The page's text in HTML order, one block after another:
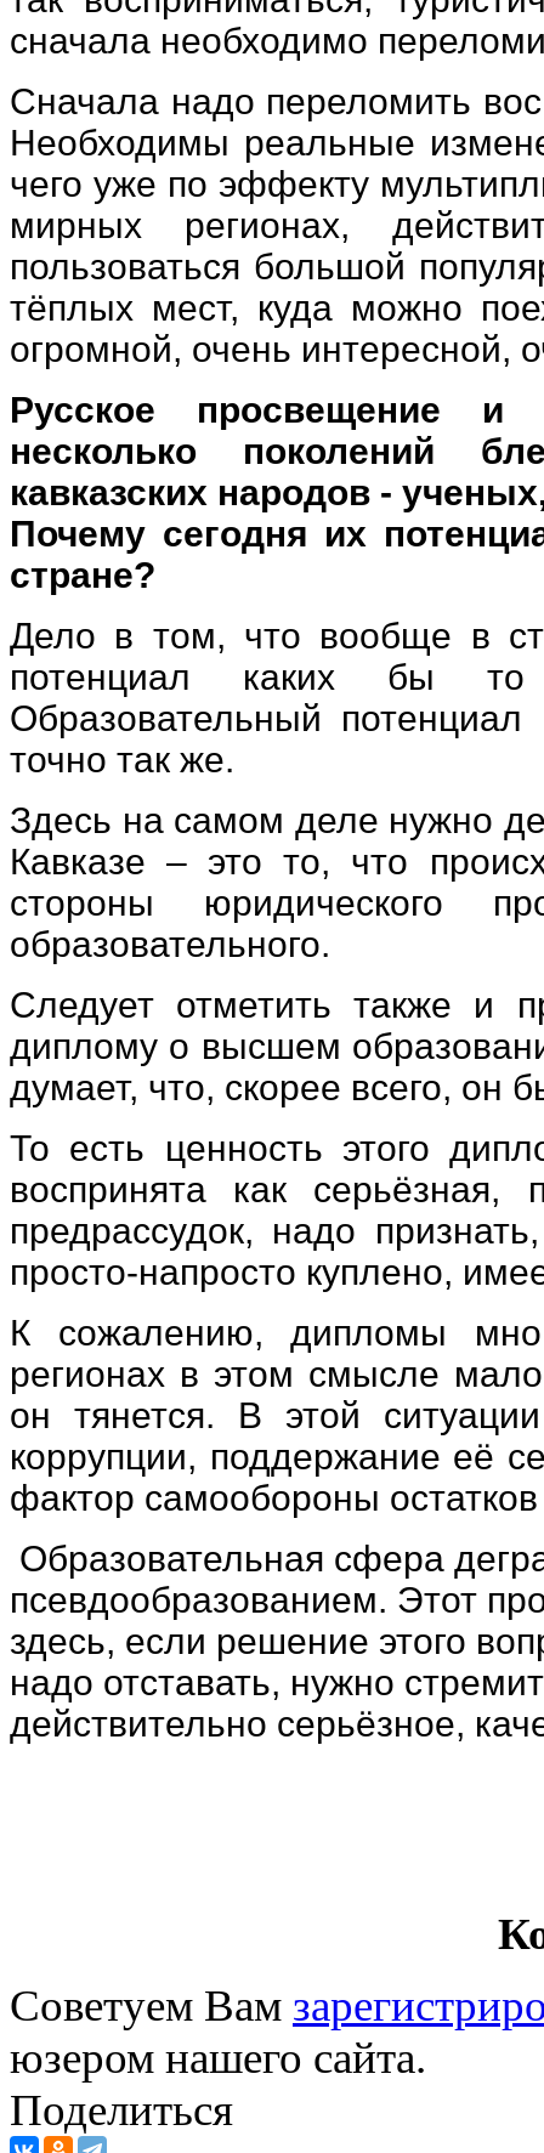
сначала необходимо
Сначала надо переломить
Необходимы реальные
чего уже по эффекту
мирных регионах,
пользоваться большой
тёплых мест, куда можно
огромной, очень интересной,
Русское просвещение и
несколько поколений
кавказских народов -
Почему сегодня их
стране?
Дело в том, что вообще в
потенциал каких бы
Образовательный
точно так же.
Здесь на самом деле нужно
Кавказе – это то, что
стороны юридического
образовательного.
Следует отметить также и
диплому о высшем
думает, что, скорее всего, он
То есть ценность этого
воспринята как серьёзная,
предрассудок, надо
просто-напросто куплено,
К сожалению, дипломы
регионах в этом смысле
он тянется. В этой
коррупции, поддержание её
фактор самообороны
Образовательная сфера
псевдообразованием. Этот
здесь, если решение этого
надо отставать, нужно
действительно серьёзное,
Советуем Вам
юзером нашего сайта.
Поделиться